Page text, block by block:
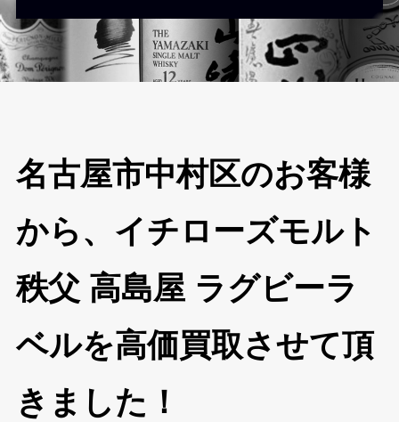
名古屋市中村区のお客様
から、イチローズモルト
秩父 高島屋 ラグビーラ
ベルを高価買取させて頂
きました！